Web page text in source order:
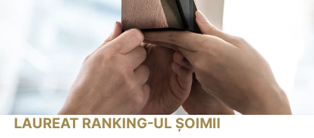
LAUREAT RANKING-UL ȘOIMII